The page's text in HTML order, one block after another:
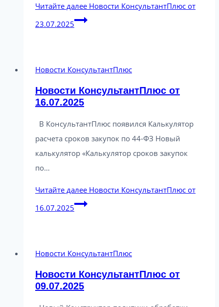
Читайте далее Новости КонсультантПлюс от
23.07.2025
Новости КонсультантПлюс
Новости КонсультантПлюс от
16.07.2025
В КонсультантПлюс появился Калькулятор
расчета сроков закупок по 44-ФЗ Новый
калькулятор «Калькулятор сроков закупок
по…
Читайте далее Новости КонсультантПлюс от
16.07.2025
Новости КонсультантПлюс
Новости КонсультантПлюс от
09.07.2025